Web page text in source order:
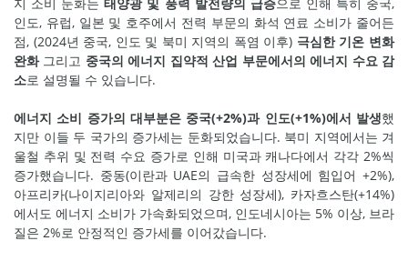
지 소비 둔화는태양광 및 풍력 발전량의 급증으로 인해 특히 중국,
인도, 유럽, 일본 및 호주에서 전력 부문의 화석 연료 소비가 줄어든
점, (2024년 중국, 인도 및 북미 지역의 폭염 이후) 극심한 기온 변화
완화그리고 중국의 에너지 집약적 산업 부문에서의 에너지 수요 감
소로 설명될 수 있습니다.
에너지 소비 증가의 대부분은 중국(+2%)과 인도(+1%)에서 발생했
지만 이들 두 국가의 증가세는 둔화되었습니다. 북미 지역에서는 겨
울철 추위 및 전력 수요 증가로 인해 미국과 캐나다에서 각각 2%씩
증가했습니다. 중동(이란과 UAE의 급속한 성장세에 힘입어 +2%),
아프리카(나이지리아와 알제리의 강한 성장세), 카자흐스탄(+14%)
에서도 에너지 소비가 가속화되었으며, 인도네시아는 5% 이상, 브라
질은 2%로 안정적인 증가세를 이어갔습니다.